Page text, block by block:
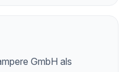
GmbH als